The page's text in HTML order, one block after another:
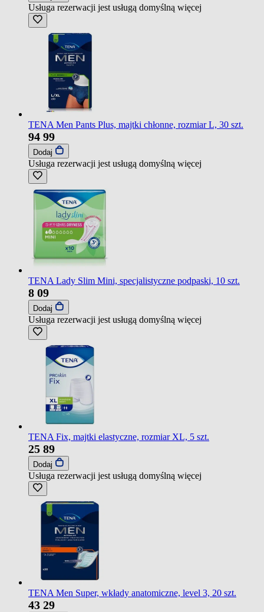
Usługa rezerwacji jest usługą domyślną więcej
TENA Men Pants Plus, majtki chłonne, rozmiar L, 30 szt.
94 99
Dodaj
Usługa rezerwacji jest usługą domyślną więcej
TENA Lady Slim Mini, specjalistyczne podpaski, 10 szt.
8 09
Dodaj
Usługa rezerwacji jest usługą domyślną więcej
TENA Fix, majtki elastyczne, rozmiar XL, 5 szt.
25 89
Dodaj
Usługa rezerwacji jest usługą domyślną więcej
TENA Men Super, wkłady anatomiczne, level 3, 20 szt.
43 29